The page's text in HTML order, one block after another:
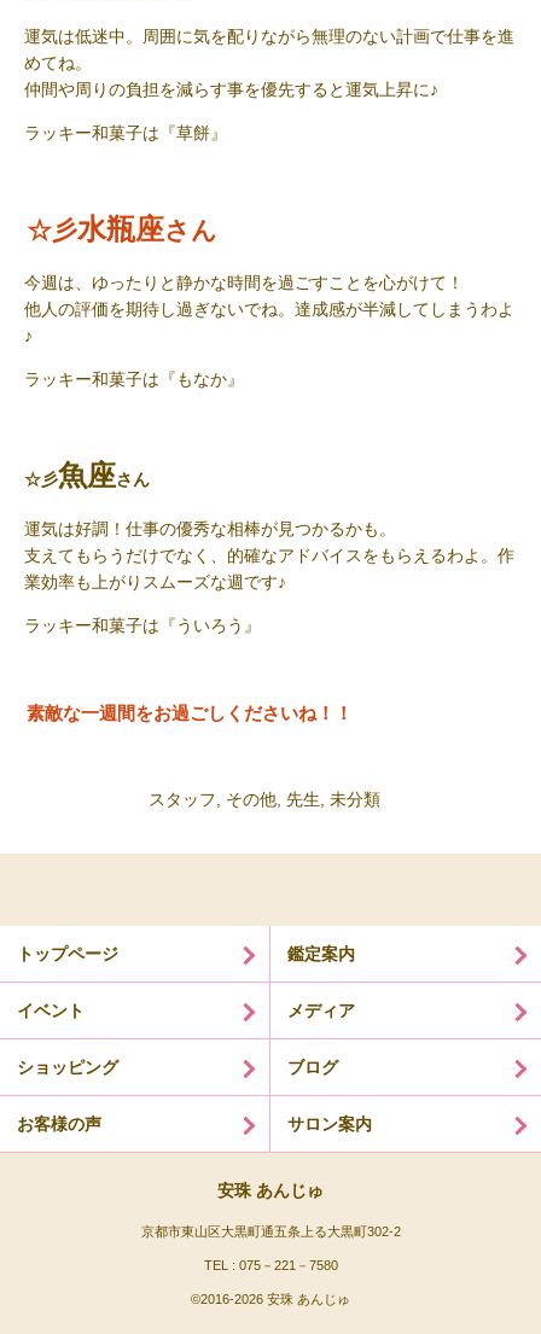
運気は低迷中。周囲に気を配りながら無理のない計画で仕事を進
めてね。
仲間や周りの負担を減らす事を優先すると運気上昇に♪
ラッキー和菓子は『草餅』
☆彡水瓶座さん
今週は、ゆったりと静かな時間を過ごすことを心がけて！
他人の評価を期待し過ぎないでね。達成感が半減してしまうわよ
♪
ラッキー和菓子は『もなか』
☆彡魚座さん
運気は好調！仕事の優秀な相棒が見つかるかも。
支えてもらうだけでなく、的確なアドバイスをもらえるわよ。作
業効率も上がりスムーズな週です♪
ラッキー和菓子は 『ういろう』
素敵な一週間をお過ごしくださいね！！
スタッフ その他 先生 未分類
トップページ 鑑定案内
イベント メディア
ショッピング ブログ
お客様の声 サロン案内
安珠 あんじゅ
京都市東山区大黒町通五条上る大黒町302-2
TEL : 075－221－7580
©2016-2026 安珠 あんじゅ